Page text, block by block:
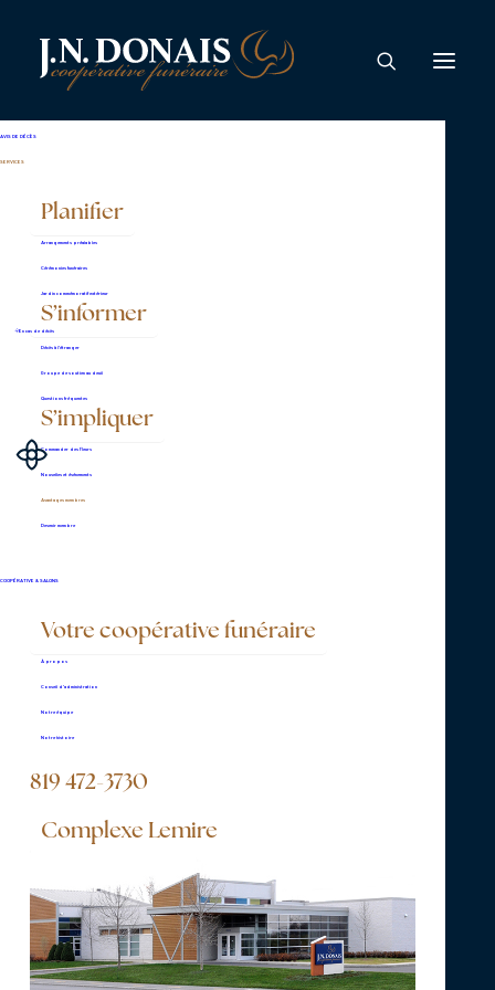
AVIS DE DÉCÈS
SERVICES
Planifier
Arrangements préalables
Cérémonies funéraires
Jardin commémoratif extérieur
S’informer
En cas de décès
Décès à l’étranger
Groupe de soutien au deuil
Questions fréquentes
S’impliquer
Commander des fleurs
Nouvelles et événements
Avantages membres
Devenir membre
COOPÉRATIVE & SALONS
Votre coopérative funéraire
À propos
Conseil d’administration
Notre équipe
Notre histoire
819 472-3730
Complexe Lemire
Avantages